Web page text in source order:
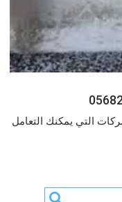
التي يمكنك التعامل